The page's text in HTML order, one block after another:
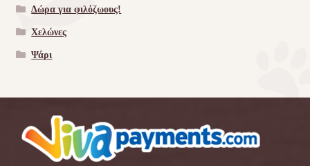
Δώρα για φιλόζωους!
Χελώνες
Ψάρι